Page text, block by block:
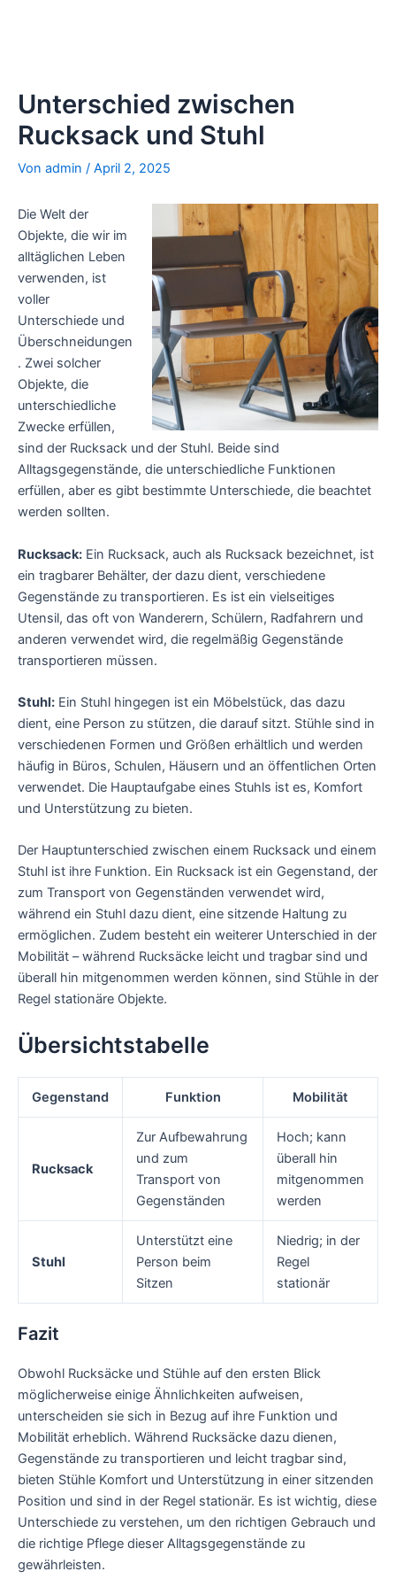
Unterschied zwischen
Rucksack und Stuhl
Von admin / April 2, 2025
Die Welt der
Objekte, die wir im
alltäglichen Leben
verwenden, ist
voller
Unterschiede und
Überschneidungen
. Zwei solcher
Objekte, die
unterschiedliche
Zwecke erfüllen,
sind der Rucksack und der Stuhl. Beide sind
Alltagsgegenstände, die unterschiedliche Funktionen
erfüllen, aber es gibt bestimmte Unterschiede, die beachtet
werden sollten.
Rucksack: Ein Rucksack, auch als Rucksack bezeichnet, ist
ein tragbarer Behälter, der dazu dient, verschiedene
Gegenstände zu transportieren. Es ist ein vielseitiges
Utensil, das oft von Wanderern, Schülern, Radfahrern und
anderen verwendet wird, die regelmäßig Gegenstände
transportieren müssen.
Stuhl: Ein Stuhl hingegen ist ein Möbelstück, das dazu
dient, eine Person zu stützen, die darauf sitzt. Stühle sind in
verschiedenen Formen und Größen erhältlich und werden
häufig in Büros, Schulen, Häusern und an öffentlichen Orten
verwendet. Die Hauptaufgabe eines Stuhls ist es, Komfort
und Unterstützung zu bieten.
Der Hauptunterschied zwischen einem Rucksack und einem
Stuhl ist ihre Funktion. Ein Rucksack ist ein Gegenstand, der
zum Transport von Gegenständen verwendet wird,
während ein Stuhl dazu dient, eine sitzende Haltung zu
ermöglichen. Zudem besteht ein weiterer Unterschied in der
Mobilität – während Rucksäcke leicht und tragbar sind und
überall hin mitgenommen werden können, sind Stühle in der
Regel stationäre Objekte.
Übersichtstabelle
Gegenstand Funktion Mobilität
Rucksack
Zur Aufbewahrung
und zum
Transport von
Gegenständen
Hoch; kann
überall hin
mitgenommen
werden
Stuhl
Unterstützt eine
Person beim
Sitzen
Niedrig; in der
Regel
stationär
Fazit
Obwohl Rucksäcke und Stühle auf den ersten Blick
möglicherweise einige Ähnlichkeiten aufweisen,
unterscheiden sie sich in Bezug auf ihre Funktion und
Mobilität erheblich. Während Rucksäcke dazu dienen,
Gegenstände zu transportieren und leicht tragbar sind,
bieten Stühle Komfort und Unterstützung in einer sitzenden
Position und sind in der Regel stationär. Es ist wichtig, diese
Unterschiede zu verstehen, um den richtigen Gebrauch und
die richtige Pflege dieser Alltagsgegenstände zu
gewährleisten.